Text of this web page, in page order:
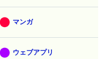
マンガ
ウェブアプリ